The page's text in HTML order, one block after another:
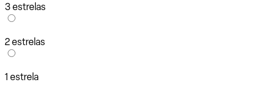
3 estrelas
2 estrelas
1 estrela